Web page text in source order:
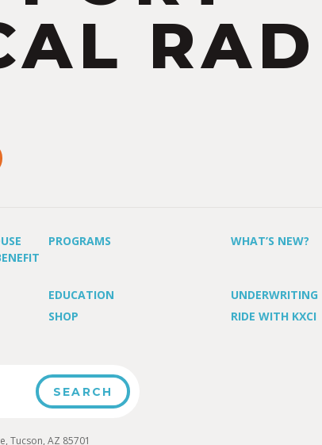
PROGRAMS WHAT’S NEW?
EDUCATION
UNDERWRITING
SHOP RIDE WITH KXCI
Tucson, AZ 85701